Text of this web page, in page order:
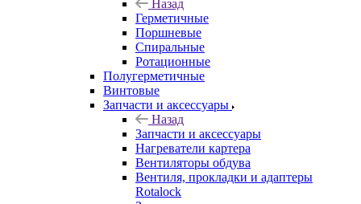
Назад
Герметичные
Поршневые
Спиральные
Ротационные
Полугерметичные
Винтовые
Запчасти и аксессуары
Назад
Запчасти и аксессуары
Нагреватели картера
Вентиляторы обдува
Вентиля, прокладки и адаптеры
Rotalock